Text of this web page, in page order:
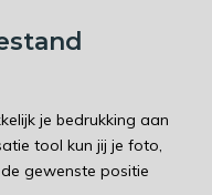
je bedrukking aan
tool kun jij je foto,
gewenste positie